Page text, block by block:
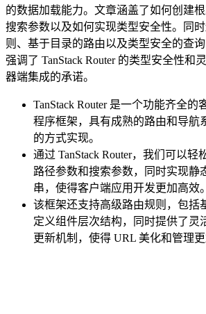
的数据加载能力。文章涵盖了如何创建根
搜索参数以及如何实现类型安全性。同
则、基于目录的路由以及类型安全的查
强调了 TanStack Router 的类型安全性和
器端集成的承诺。
TanStack Router 是一个功能齐全的
程序框架，具有成熟的路由和导航
的方式实现。
通过 TanStack Router，我们可以轻
路径参数和搜索参数，同时实现静
串，使得客户端应用开发更加高效。
该框架还支持高级路由规则，包括
定义组件层次结构，同时提供了灵
更新机制，使得 URL 美化和管理更